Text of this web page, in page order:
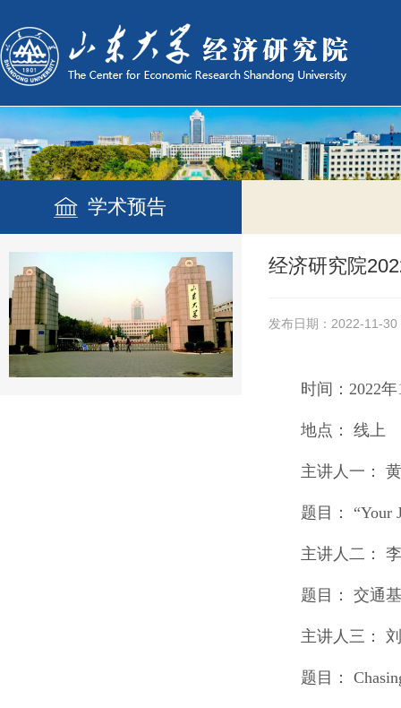
学术预告
经济研究院
发布日期：2022-11-30
时间： 2022年
地点： 线上
主讲人一：
题目： “Your
主讲人二：
题目： 交通
主讲人三：
题目：